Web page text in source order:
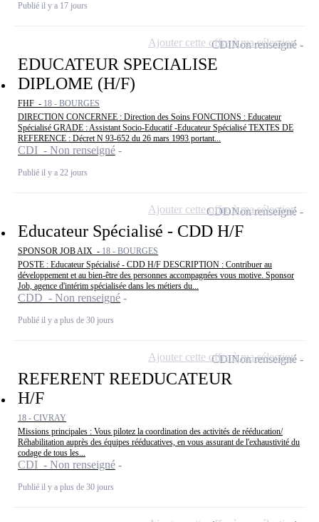
Publié il y a 17 jours
EDUCATEUR SPECIALISE
DIPLOME (H/F)
FHF - 18 - BOURGES
DIRECTION CONCERNEE : Direction des Soins FONCTIONS : Educateur
Spécialisé GRADE : Assistant Socio-Educatif -Educateur Spécialisé TEXTES DE
REFERENCE : Décret N 93-652 du 26 mars 1993 portant...
CDI - Non renseigné
Publié il y a 22 jours
CDINon renseigné
Ajouter cette offre à ma sélection
Educateur Spécialisé - CDD H/F
SPONSOR JOB AIX - 18 - BOURGES
POSTE : Educateur Spécialisé - CDD H/F DESCRIPTION : Contribuer au
développement et au bien-être des personnes accompagnées vous motive. Sponsor
Job, agence d'intérim spécialisée dans les métiers du...
CDD - Non renseigné
Publié il y a plus de 30 jours
CDDNon renseigné
Ajouter cette offre à ma sélection
REFERENT REEDUCATEUR
H/F
18 - CIVRAY
Missions principales : Vous pilotez la coordination des activités de rééducation/
Réhabilitation auprès des équipes rééducatives, en vous assurant de l'exhaustivité du
codage de tous les...
CDI - Non renseigné
Publié il y a plus de 30 jours
CDINon renseigné
Ajouter cette offre à ma sélection